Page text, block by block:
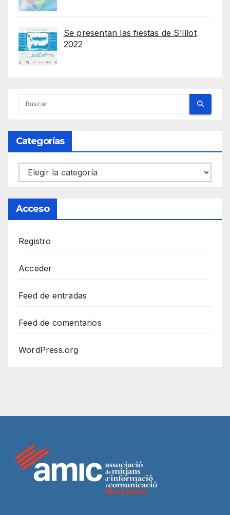
Se presentan las fiestas de S’Illot
2022
Categorías
Categorías
Acceso
Registro
Acceder
Feed de entradas
Feed de comentarios
WordPress.org